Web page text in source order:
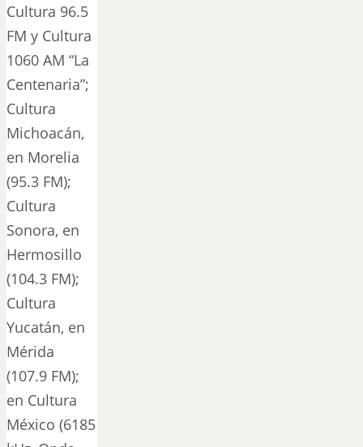
Cultura 96.5
FM y Cultura
1060 AM “La
Centenaria”;
Cultura
Michoacán,
en Morelia
(95.3 FM);
Cultura
Sonora, en
Hermosillo
(104.3 FM);
Cultura
Yucatán, en
Mérida
(107.9 FM);
en Cultura
México (6185